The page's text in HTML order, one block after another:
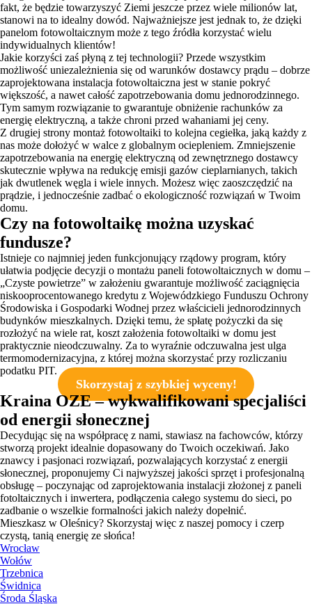
fakt, że będzie towarzyszyć Ziemi jeszcze przez wiele milionów lat,
stanowi na to idealny dowód. Najważniejsze jest jednak to, że dzięki
panelom fotowoltaicznym może z tego źródła korzystać wielu
indywidualnych klientów!
Jakie korzyści zaś płyną z tej technologii? Przede wszystkim
możliwość uniezależnienia się od warunków dostawcy prądu – dobrze
zaprojektowana instalacja fotowoltaiczna jest w stanie pokryć
większość, a nawet całość zapotrzebowania domu jednorodzinnego.
Tym samym rozwiązanie to gwarantuje obniżenie rachunków za
energię elektryczną, a także chroni przed wahaniami jej ceny.
Z drugiej strony montaż fotowoltaiki to kolejna cegiełka, jaką każdy z
nas może dołożyć w walce z globalnym ociepleniem. Zmniejszenie
zapotrzebowania na energię elektryczną od zewnętrznego dostawcy
skutecznie wpływa na redukcję emisji gazów cieplarnianych, takich
jak dwutlenek węgla i wiele innych. Możesz więc zaoszczędzić na
prądzie, i jednocześnie zadbać o ekologiczność rozwiązań w Twoim
domu.
Czy na fotowoltaikę można uzyskać
fundusze?
Istnieje co najmniej jeden funkcjonujący rządowy program, który
ułatwia podjęcie decyzji o montażu paneli fotowoltaicznych w domu –
„Czyste powietrze” w założeniu gwarantuje możliwość zaciągnięcia
niskooprocentowanego kredytu z Wojewódzkiego Funduszu Ochrony
Środowiska i Gospodarki Wodnej przez właścicieli jednorodzinnych
budynków mieszkalnych. Dzięki temu, że spłatę pożyczki da się
rozłożyć na wiele rat, koszt założenia fotowoltaiki w domu jest
praktycznie nieodczuwalny. Za to wyraźnie odczuwalna jest ulga
termomodernizacyjna, z której można skorzystać przy rozliczaniu
podatku PIT.
Skorzystaj z szybkiej wyceny!
Kraina OZE – wykwalifikowani specjaliści
od energii słonecznej
Decydując się na współpracę z nami, stawiasz na fachowców, którzy
stworzą projekt idealnie dopasowany do Twoich oczekiwań. Jako
znawcy i pasjonaci rozwiązań, pozwalających korzystać z energii
słonecznej, proponujemy Ci najwyższej jakości sprzęt i profesjonalną
obsługę – poczynając od zaprojektowania instalacji złożonej z paneli
fotoltaicznych i inwertera, podłączenia całego systemu do sieci, po
zadbanie o wszelkie formalności jakich należy dopełnić.
Mieszkasz w Oleśnicy? Skorzystaj więc z naszej pomocy i czerp
czystą, tanią energię ze słońca!
Wrocław
Wołów
Trzebnica
Świdnica
Środa Śląska